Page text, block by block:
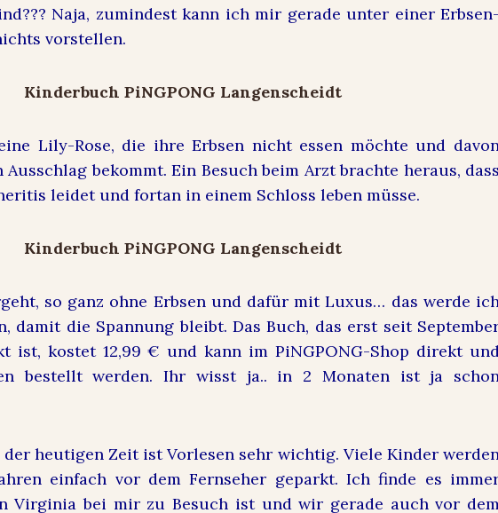
Naja, zumindest kann ich mir gerade unter einer Erbsen-
vorstellen.
Lily-Rose, die ihre Erbsen nicht essen möchte und
bekommt. Ein Besuch beim Arzt brachte heraus, dass
leidet und fortan in einem Schloss leben müsse.
so ganz ohne Erbsen und dafür mit Luxus… das werde
damit die Spannung bleibt. Das Buch, das erst seit
ist, kostet 12,99 € und kann im PiNGPONG-Shop direkt
bestellt werden. Ihr wisst ja.. in 2 Monaten ist ja
heutigen Zeit ist Vorlesen sehr wichtig. Viele Kinder
einfach vor dem Fernseher geparkt. Ich finde es
Virginia bei mir zu Besuch ist und wir gerade auch vor